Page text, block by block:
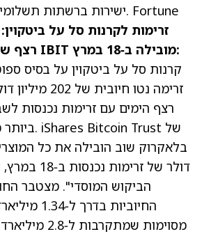
ישירות ברשתות תשלומים בלוקצ'יין חדשות. Fortune
זרימות לקרנות סל על ביטקוין:
רצף של שבעה ימים, עם IBIT מובילה ב‑18 במרץ:
זרימה נטו
רצף הימים עם זרימות נכנסות
בלאקרוק שוב הובילה את כל
דולר של זרימות נכנסות ב‑18 במרץ
,
הביקוש המוסדי". מצטבר
החיוביות
מסוימות